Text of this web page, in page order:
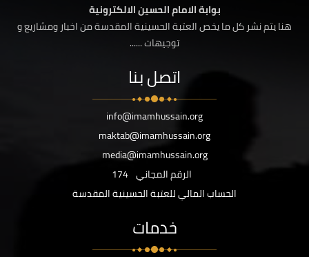
بوابة الامام الحسين الالكترونية
هنا يتم نشر كل ما يخص العتبة الحسينية المقدسة من اخبار ومشاريع و
توجيهات ......
اتصل بنا
info@imamhussain.org
maktab@imamhussain.org
media@imamhussain.org
الرقم المجاني 174
الحساب المالي للعتبة الحسينية المقدسة
خدمات